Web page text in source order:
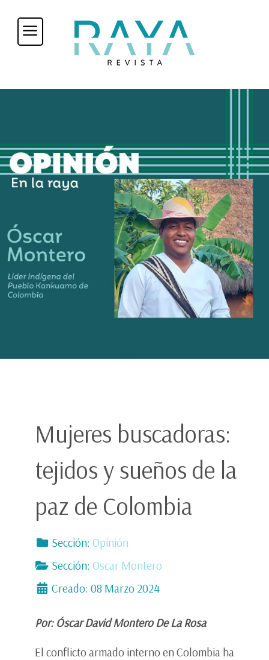
Mujeres buscadoras:
tejidos y sueños de la
paz de Colombia
Sección: Opinión
Sección: Oscar Montero
Creado: 08 Marzo 2024
Por: Óscar David Montero De La Rosa
El conflicto armado interno en Colombia ha